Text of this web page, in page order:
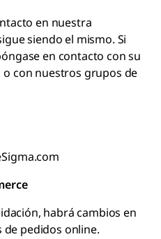
en nuestra
siendo el mismo. Si
en contacto con su
con nuestros grupos de
habrá cambios en
pedidos online.